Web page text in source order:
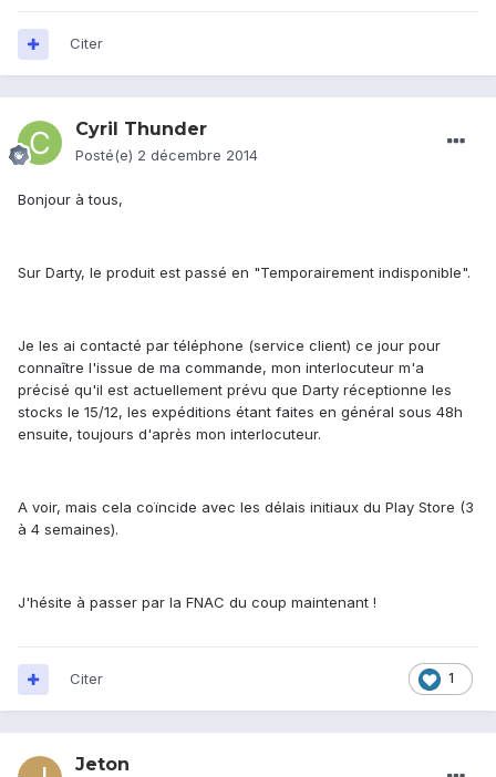
Citer
Cyril Thunder
Posté(e) 2 décembre 2014
Bonjour à tous,
Sur Darty, le produit est passé en "Temporairement indisponible".
Je les ai contacté par téléphone (service client) ce jour pour
connaître l'issue de ma commande, mon interlocuteur m'a
précisé qu'il est actuellement prévu que Darty réceptionne les
stocks le 15/12, les expéditions étant faites en général sous 48h
ensuite, toujours d'après mon interlocuteur.
A voir, mais cela coïncide avec les délais initiaux du Play Store (3
à 4 semaines).
J'hésite à passer par la FNAC du coup maintenant !
1
Citer
Jeton